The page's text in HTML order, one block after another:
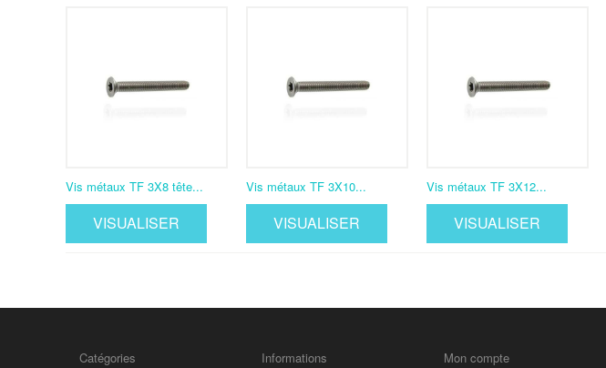
Vis métaux TF 3X8 tête...
VISUALISER
Vis métaux TF 3X10...
VISUALISER
Vis métaux TF 3X12...
VISUALISER
Catégories Informations Mon compte